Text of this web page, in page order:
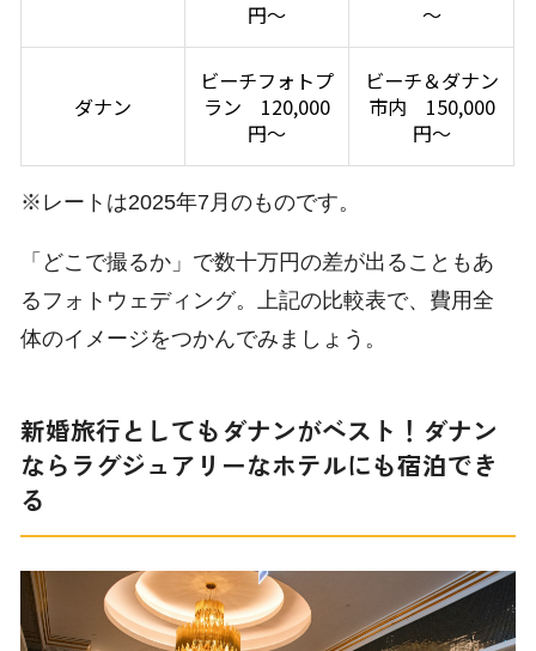
円～
～
ダナン
ビーチフォトプ
ラン 120,000
円～
ビーチ＆ダナン
市内 150,000
円～
※レートは2025年7月のものです。
「どこで撮るか」で数十万円の差が出ることもあ
るフォトウェディング。上記の比較表で、費用全
体のイメージをつかんでみましょう。
新婚旅行としてもダナンがベスト！ダナン
ならラグジュアリーなホテルにも宿泊でき
る